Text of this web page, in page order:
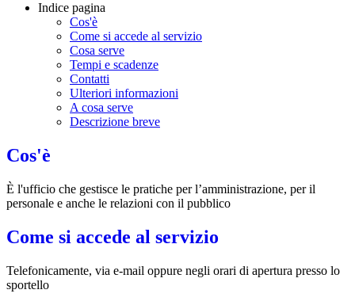
Indice pagina
Cos'è
Come si accede al servizio
Cosa serve
Tempi e scadenze
Contatti
Ulteriori informazioni
A cosa serve
Descrizione breve
Cos'è
È l'ufficio che gestisce le pratiche per l’amministrazione, per il
personale e anche le relazioni con il pubblico
Come si accede al servizio
Telefonicamente, via e-mail oppure negli orari di apertura presso lo
sportello